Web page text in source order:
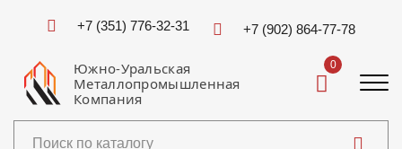
+7 (351) 776-32-31 +7 (902) 864-77-78
Южно-Уральская
Металлопромышленная
Компания
0